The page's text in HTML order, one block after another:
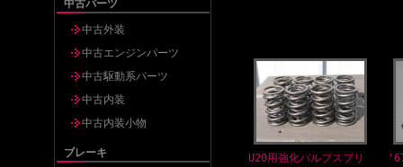
中古パーツ
中古外装
中古エンジンパーツ
中古駆動系パーツ
中古内装
中古内装小物
ブレーキ
U20用強化バルブスプリ